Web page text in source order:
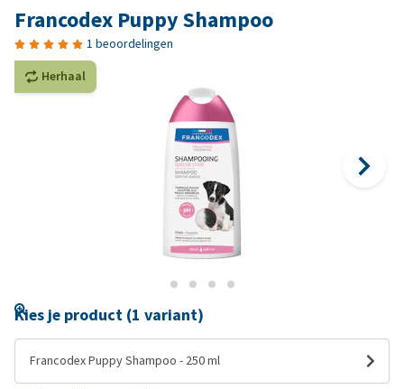
Francodex Puppy Shampoo
1 beoordelingen
Herhaal
Kies je product (1 variant)
Francodex Puppy Shampoo - 250 ml